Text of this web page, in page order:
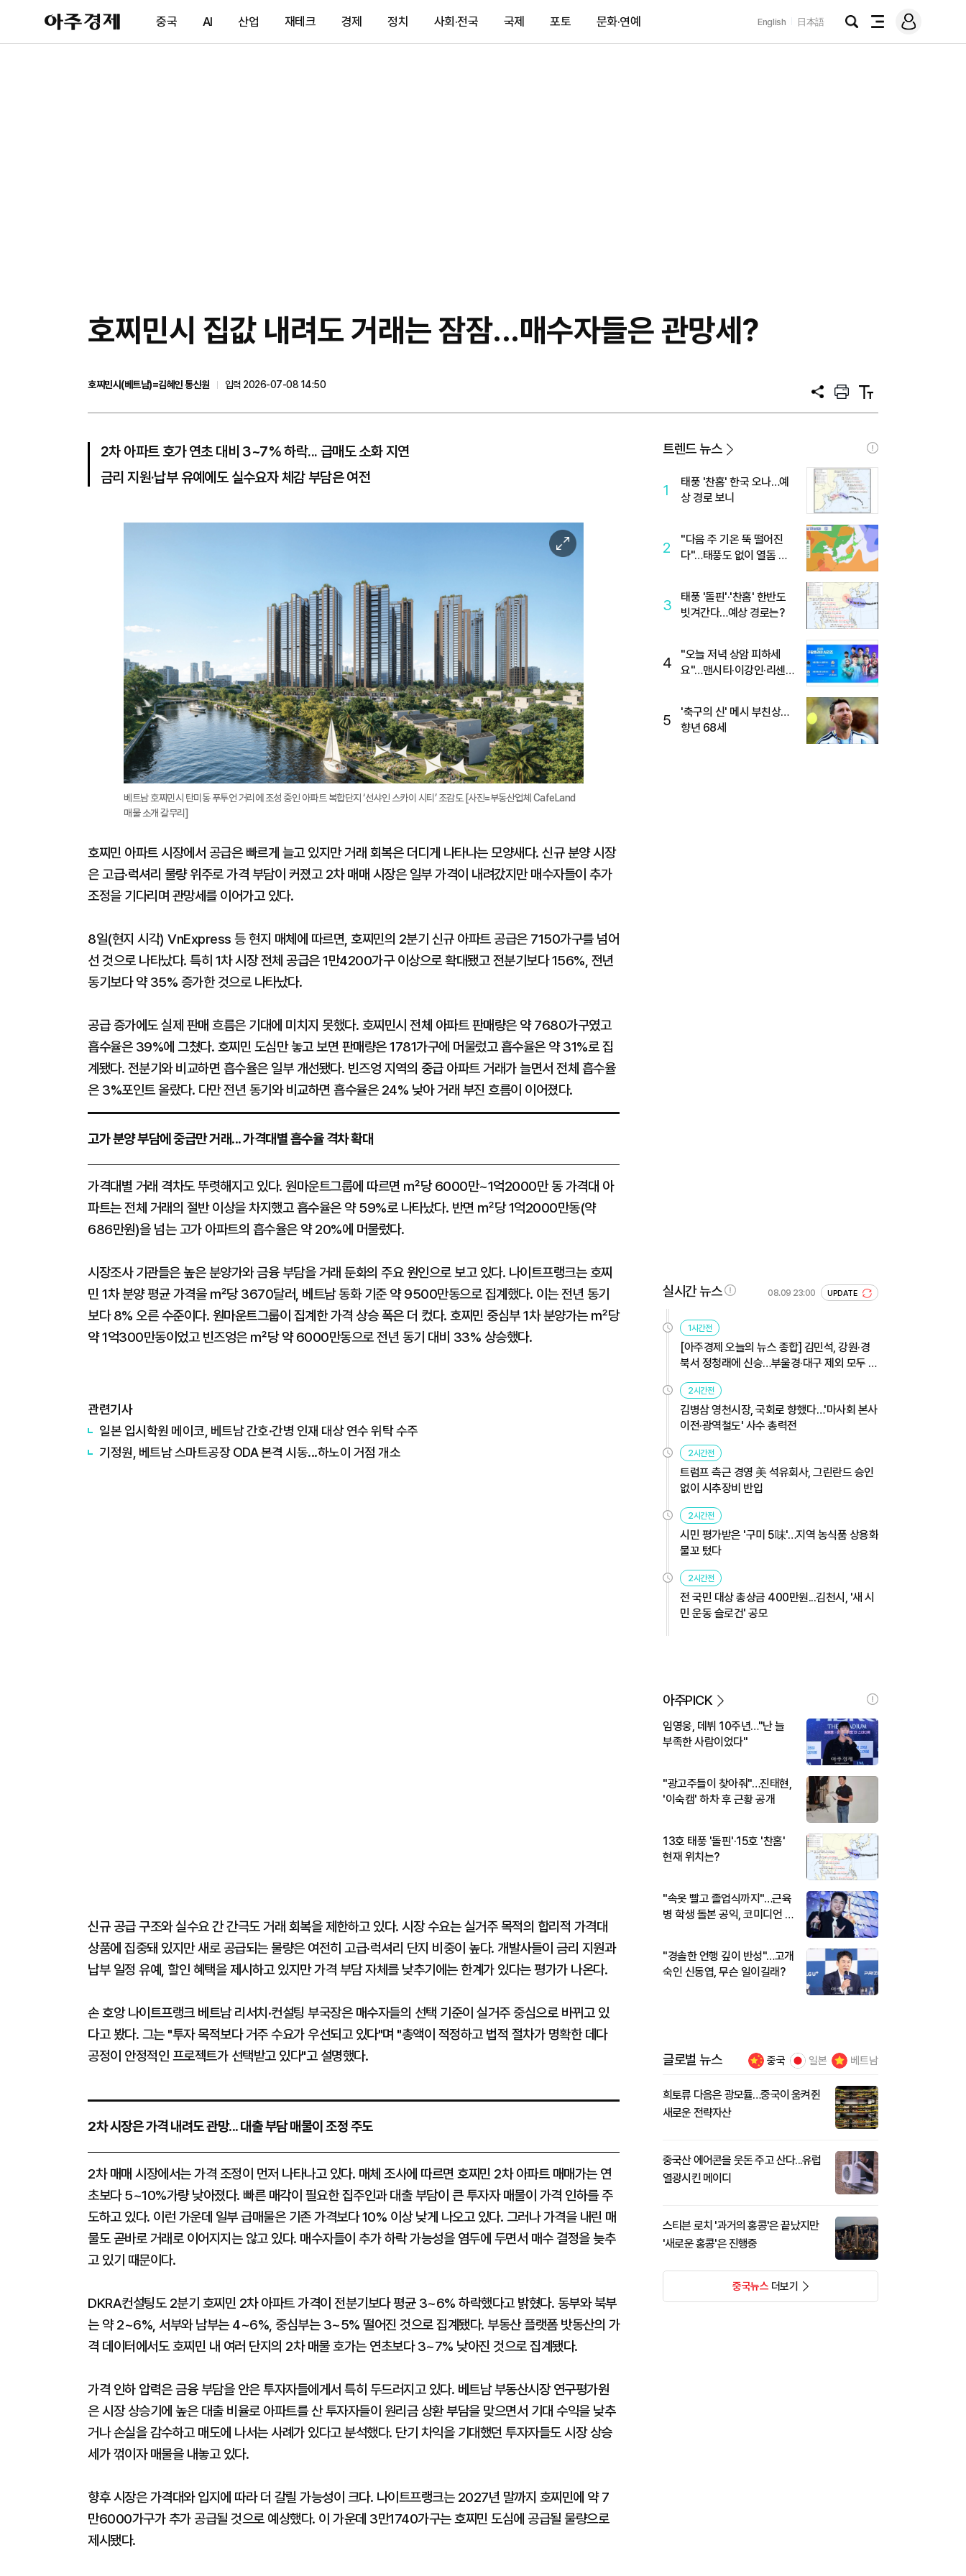
아
주
제
중국 AI 산업 재테크 경제 정치 사회·전국 국제 포토 문화·연예 English 日本語
검
전
메
그
호찌민시 집값 내려도 거래는 잠잠...매수자들은 관망세?
호찌민시(베트남)=김혜인 통신원
입력 2026-07-08 14:50
공
프
트
텍
트
2차 아파트 호가 연초 대비 3~7% 하락... 급매도 소화 지연
금리 지원·납부 유예에도 실수요자 체감 부담은 여전
이
미
베트남 호찌민시 탄미동 푸투언 거리에 조성 중인 아파트 복합단지 ‘선샤인 스카이 시티’ 조감도 [사진=부동산업체 CafeLand
매물 소개 갈무리]
호찌민 아파트 시장에서 공급은 빠르게 늘고 있지만 거래 회복은 더디게 나타나는 모양새다. 신규 분양 시장
은 고급·럭셔리 물량 위주로 가격 부담이 커졌고 2차 매매 시장은 일부 가격이 내려갔지만 매수자들이 추가
조정을 기다리며 관망세를 이어가고 있다.
8일(현지 시각) VnExpress 등 현지 매체에 따르면, 호찌민의 2분기 신규 아파트 공급은 7150가구를 넘어
선 것으로 나타났다. 특히 1차 시장 전체 공급은 1만4200가구 이상으로 확대됐고 전분기보다 156%, 전년
동기보다 약 35% 증가한 것으로 나타났다.
공급 증가에도 실제 판매 흐름은 기대에 미치지 못했다. 호찌민시 전체 아파트 판매량은 약 7680가구였고
흡수율은 39%에 그쳤다. 호찌민 도심만 놓고 보면 판매량은 1781가구에 머물렀고 흡수율은 약 31%로 집
계됐다. 전분기와 비교하면 흡수율은 일부 개선됐다. 빈즈엉 지역의 중급 아파트 거래가 늘면서 전체 흡수율
은 3%포인트 올랐다. 다만 전년 동기와 비교하면 흡수율은 24% 낮아 거래 부진 흐름이 이어졌다.
고가 분양 부담에 중급만 거래... 가격대별 흡수율 격차 확대
가격대별 거래 격차도 뚜렷해지고 있다. 원마운트그룹에 따르면 ㎡당 6000만~1억2000만 동 가격대 아
파트는 전체 거래의 절반 이상을 차지했고 흡수율은 약 59%로 나타났다. 반면 ㎡당 1억2000만동(약
686만원)을 넘는 고가 아파트의 흡수율은 약 20%에 머물렀다.
시장조사 기관들은 높은 분양가와 금융 부담을 거래 둔화의 주요 원인으로 보고 있다. 나이트프랭크는 호찌
민 1차 분양 평균 가격을 ㎡당 3670달러, 베트남 동화 기준 약 9500만동으로 집계했다. 이는 전년 동기
보다 8% 오른 수준이다. 원마운트그룹이 집계한 가격 상승 폭은 더 컸다. 호찌민 중심부 1차 분양가는 ㎡당
약 1억300만동이었고 빈즈엉은 ㎡당 약 6000만동으로 전년 동기 대비 33% 상승했다.
관련기사
일본 입시학원 메이코, 베트남 간호·간병 인재 대상 연수 위탁 수주
기정원, 베트남 스마트공장 ODA 본격 시동...하노이 거점 개소
신규 공급 구조와 실수요 간 간극도 거래 회복을 제한하고 있다. 시장 수요는 실거주 목적의 합리적 가격대
상품에 집중돼 있지만 새로 공급되는 물량은 여전히 고급·럭셔리 단지 비중이 높다. 개발사들이 금리 지원과
납부 일정 유예, 할인 혜택을 제시하고 있지만 가격 부담 자체를 낮추기에는 한계가 있다는 평가가 나온다.
손 호앙 나이트프랭크 베트남 리서치·컨설팅 부국장은 매수자들의 선택 기준이 실거주 중심으로 바뀌고 있
다고 봤다. 그는 "투자 목적보다 거주 수요가 우선되고 있다"며 "총액이 적정하고 법적 절차가 명확한 데다
공정이 안정적인 프로젝트가 선택받고 있다"고 설명했다.
2차 시장은 가격 내려도 관망... 대출 부담 매물이 조정 주도
2차 매매 시장에서는 가격 조정이 먼저 나타나고 있다. 매체 조사에 따르면 호찌민 2차 아파트 매매가는 연
초보다 5~10%가량 낮아졌다. 빠른 매각이 필요한 집주인과 대출 부담이 큰 투자자 매물이 가격 인하를 주
도하고 있다. 이런 가운데 일부 급매물은 기존 가격보다 10% 이상 낮게 나오고 있다. 그러나 가격을 내린 매
물도 곧바로 거래로 이어지지는 않고 있다. 매수자들이 추가 하락 가능성을 염두에 두면서 매수 결정을 늦추
고 있기 때문이다.
DKRA컨설팅도 2분기 호찌민 2차 아파트 가격이 전분기보다 평균 3~6% 하락했다고 밝혔다. 동부와 북부
는 약 2~6%, 서부와 남부는 4~6%, 중심부는 3~5% 떨어진 것으로 집계됐다. 부동산 플랫폼 밧동산의 가
격 데이터에서도 호찌민 내 여러 단지의 2차 매물 호가는 연초보다 3~7% 낮아진 것으로 집계됐다.
가격 인하 압력은 금융 부담을 안은 투자자들에게서 특히 두드러지고 있다. 베트남 부동산시장 연구평가원
은 시장 상승기에 높은 대출 비율로 아파트를 산 투자자들이 원리금 상환 부담을 맞으면서 기대 수익을 낮추
거나 손실을 감수하고 매도에 나서는 사례가 있다고 분석했다. 단기 차익을 기대했던 투자자들도 시장 상승
세가 꺾이자 매물을 내놓고 있다.
향후 시장은 가격대와 입지에 따라 더 갈릴 가능성이 크다. 나이트프랭크는 2027년 말까지 호찌민에 약 7
만6000가구가 추가 공급될 것으로 예상했다. 이 가운데 3만1740가구는 호찌민 도심에 공급될 물량으로
제시됐다.
트렌드 뉴스
1
태풍 '찬홈' 한국 오나…예
상 경로 보니
2
"다음 주 기온 뚝 떨어진
다"…태풍도 없이 열돔 박
3
태풍 '돌핀'·'찬홈' 한반도
빗겨간다…예상 경로는?
4
"오늘 저녁 상암 피하세
요"…맨시티·이강인·리센느
5
'축구의 신' 메시 부친상…
향년 68세
실시간 뉴스 08.09 23:00 UPDATE
1시간전
[아주경제 오늘의 뉴스 종합] 김민석, 강원·경
북서 정청래에 신승…부울경·대구 제외 모두 웃
었다 外
2시간전
김병삼 영천시장, 국회로 향했다…'마사회 본사
이전·광역철도' 사수 총력전
2시간전
트럼프 측근 경영 美 석유회사, 그린란드 승인
없이 시추장비 반입
2시간전
시민 평가받은 '구미 5味'…지역 농식품 상용화
물꼬 텄다
2시간전
전 국민 대상 총상금 400만원...김천시, '새 시
민 운동 슬로건' 공모
아주PICK
임영웅, 데뷔 10주년…"난 늘
부족한 사람이었다"
"광고주들이 찾아줘"…진태현,
'이숙캠' 하차 후 근황 공개
13호 태풍 '돌핀'·15호 '찬홈'
현재 위치는?
"속옷 빨고 졸업식까지"…근육
병 학생 돌본 공익, 코미디언 김
"경솔한 언행 깊이 반성"…고개
숙인 신동엽, 무슨 일이길래?
글로벌 뉴스 중국 일본 베트남
희토류 다음은 광모듈…중국이 움켜쥔
새로운 전략자산
중국산 에어콘을 웃돈 주고 산다...유럽
열광시킨 메이디
스티븐 로치 '과거의 홍콩'은 끝났지만
'새로운 홍콩'은 진행중
중국뉴스더보기